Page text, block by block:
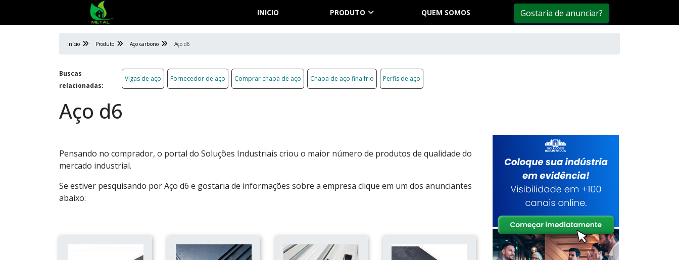
INICIO PRODUTO QUEM SOMOS Gostaria de anunciar?
Início Produto Aço carbono Aço d6
Buscas
relacionadas:
Vigas de aço Fornecedor de aço Comprar chapa de aço Chapa de aço fina frio Perfis de aço
Aço d6
Pensando no comprador, o portal do Soluções Industriais criou o maior número de produtos de qualidade do
mercado industrial.
Se estiver pesquisando por Aço d6 e gostaria de informações sobre a empresa clique em um dos anunciantes
abaixo: